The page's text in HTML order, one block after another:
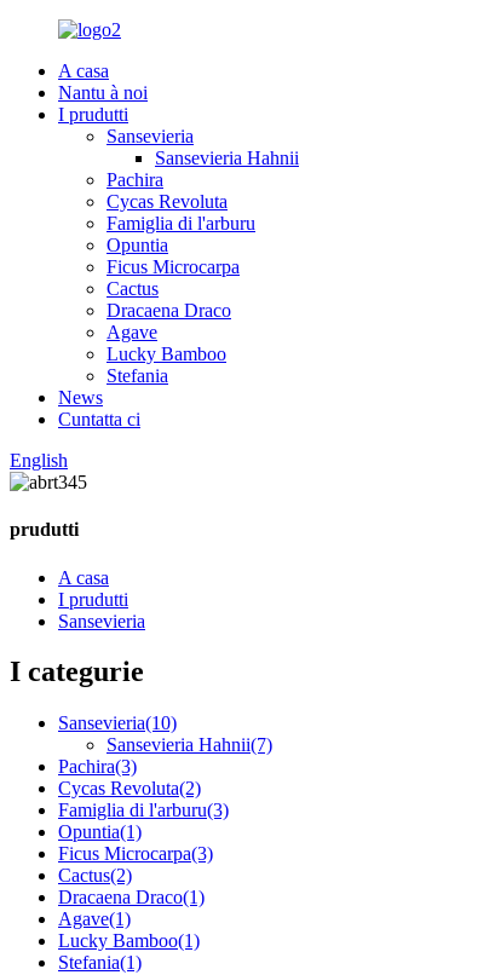
A casa
Nantu à noi
I prudutti
Sansevieria
Sansevieria Hahnii
Pachira
Cycas Revoluta
Famiglia di l'arburu
Opuntia
Ficus Microcarpa
Cactus
Dracaena Draco
Agave
Lucky Bamboo
Stefania
News
Cuntatta ci
English
prudutti
A casa
I prudutti
Sansevieria
I categurie
Sansevieria(10)
Sansevieria Hahnii(7)
Pachira(3)
Cycas Revoluta(2)
Famiglia di l'arburu(3)
Opuntia(1)
Ficus Microcarpa(3)
Cactus(2)
Dracaena Draco(1)
Agave(1)
Lucky Bamboo(1)
Stefania(1)